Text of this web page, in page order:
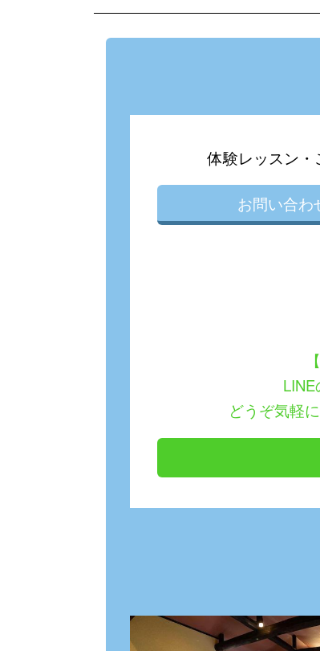
体験レッスン・
お問い合わ
どうぞ気軽